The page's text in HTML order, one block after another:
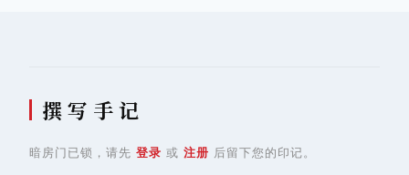
撰 写 手 记
暗房门已锁，请先 登录 或 注册 后留下您的印记。